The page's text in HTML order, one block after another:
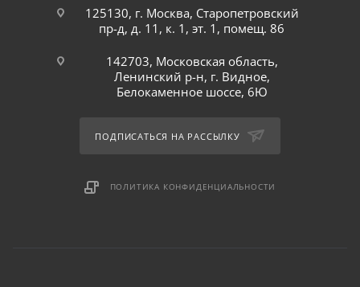
125130, г. Москва, Старопетровский
пр-д, д. 11, к. 1, эт. 1, помещ. 86
142703, Московская область,
Ленинский р-н, г. Видное,
Белокаменное шоссе, 6Ю
ПОДПИСАТЬСЯ НА РАССЫЛКУ
ПОЛИТИКА КОНФИДЕНЦИАЛЬНОСТИ